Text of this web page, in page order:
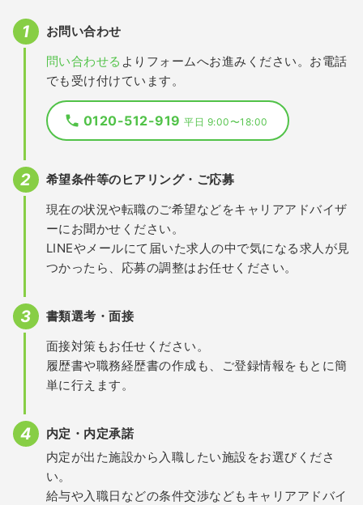
お問い合わせ
問い合わせる よりフォームへお進みください。お電話
でも受け付けています。
0120-512-919平日 9:00〜18:00
希望条件等のヒアリング・ご応募
現在の状況や転職のご希望などをキャリアアドバイザ
ーにお聞かせください。
LINEやメールにて届いた求人の中で気になる求人が見
つかったら、応募の調整はお任せください。
書類選考・面接
面接対策もお任せください。
履歴書や職務経歴書の作成も、ご登録情報をもとに簡
単に行えます。
内定・内定承諾
内定が出た施設から入職したい施設をお選びくださ
い。
給与や入職日などの条件交渉などもキャリアアドバイ